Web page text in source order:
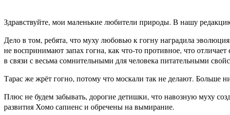
Здравствуйте, мои маленькие любители природы. В нашу
Дело в том, ребята, что муху любовью к гогну наградила
не воспринимают запах гогна, как что-то противное, что
в связи с весьма сомнительными для человека питательными
Тарас же жрёт гогно, потому что москали так не делают. Больше
Плюс не будем забывать, дорогие детишки, что навозную муху
развития Хомо сапиенс и обречены на вымирание.